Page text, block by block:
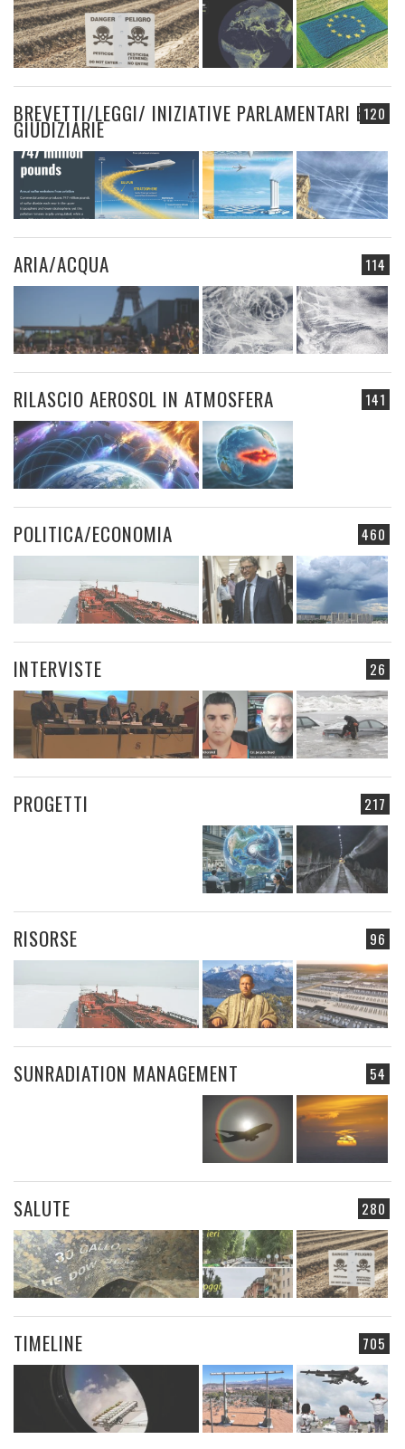
120
BREVETTI/LEGGI/ INIZIATIVE PARLAMENTARI E
GIUDIZIARIE
114
ARIA/ACQUA
141
RILASCIO AEROSOL IN ATMOSFERA
460
POLITICA/ECONOMIA
26
INTERVISTE
217
PROGETTI
96
RISORSE
54
SUNRADIATION MANAGEMENT
280
SALUTE
705
TIMELINE